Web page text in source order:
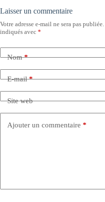
Laisser un commentaire
Votre adresse e-mail ne sera pas publiée.
indiqués avec *
Nom*
E-mail*
Site web
Ajouter un commentaire *